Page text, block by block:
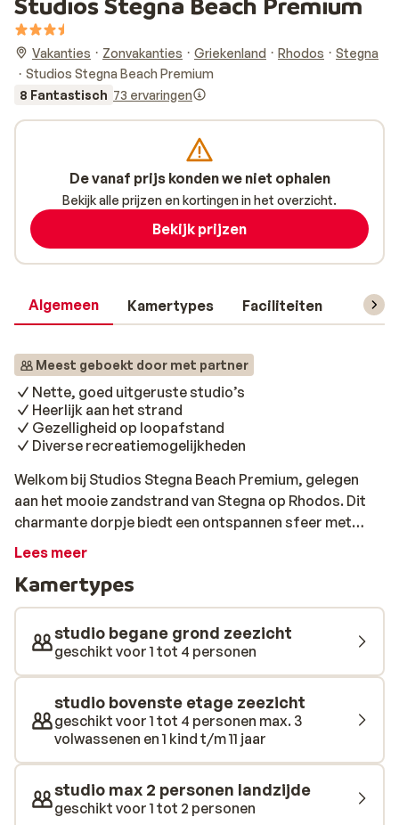
Vakanties Zonvakanties Griekenland Rhodos
Stegna
Studios Stegna Beach Premium
8 Fantastisch 73 ervaringen
Algemeen Kamertypes Faciliteiten
Meest geboekt door met partner
Nette, goed uitgeruste studio’s
Heerlijk aan het strand
Gezelligheid op loopafstand
Diverse recreatiemogelijkheden
Welkom bij Studios Stegna Beach Premium, gelegen
aan het mooie zandstrand van Stegna op Rhodos. Dit
charmante dorpje biedt een ontspannen sfeer met
gezellige (vis)restaurants en sfeervolle barretjes,
genieten van de lokale gastronomie en de gastvrijheid
van de Griekse cultuur. De moderne studio's zijn
comfortabel en van alle gemakken voorzien. Je hebt
toegang tot een zonnedek, een terras en een
binnenplaats, waar je heerlijk kunt ontspannen. Voor de
actievelingen zijn er verschillende
watersportactiviteiten, zoals duiken en kanoën,
beschikbaar in de buurt. Bij Studios Stegna Beach
Premium vind je de perfecte balans tussen ontspanning
Lees meer
Kamertypes
studio begane grond zeezicht
geschikt voor 1 tot 4 personen
studio bovenste etage zeezicht
geschikt voor 1 tot 4 personen max. 3
volwassenen en 1 kind t/m 11 jaar
studio max 2 personen landzijde
geschikt voor 1 tot 2 personen
De vanaf prijs konden we niet ophalen
Bekijk alle prijzen en kortingen in het overzicht.
Bekijk prijzen